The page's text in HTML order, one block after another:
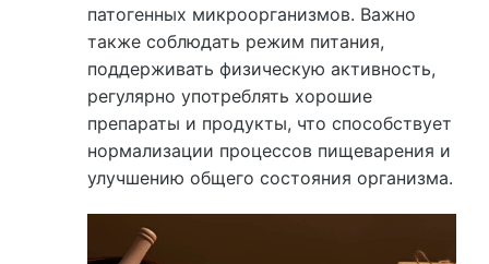
патогенных микроорганизмов. Важно
также соблюдать режим питания,
поддерживать физическую активность,
регулярно употреблять хорошие
препараты и продукты, что способствует
нормализации процессов пищеварения и
улучшению общего состояния организма.